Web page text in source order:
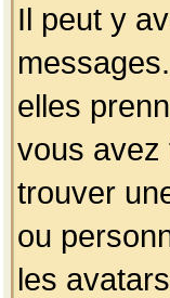
Il peut y
elles
vous avez
trouver
ou
les